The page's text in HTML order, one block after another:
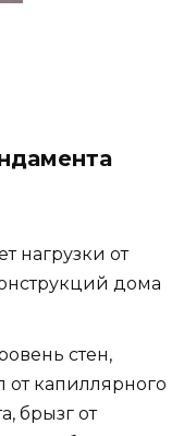
нагрузки от
дома
стен,
от капиллярного
брызг от